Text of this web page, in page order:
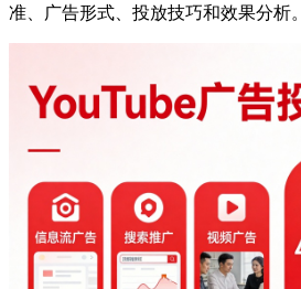
准、广告形式、投放技巧和效果分析。